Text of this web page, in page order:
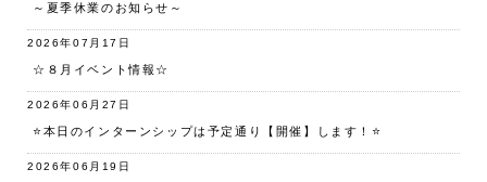
～夏季休業のお知らせ～
2026年07月17日
☆８月イベント情報☆
2026年06月27日
⭐️本日のインターンシップは予定通り【開催】します！⭐️
2026年06月19日